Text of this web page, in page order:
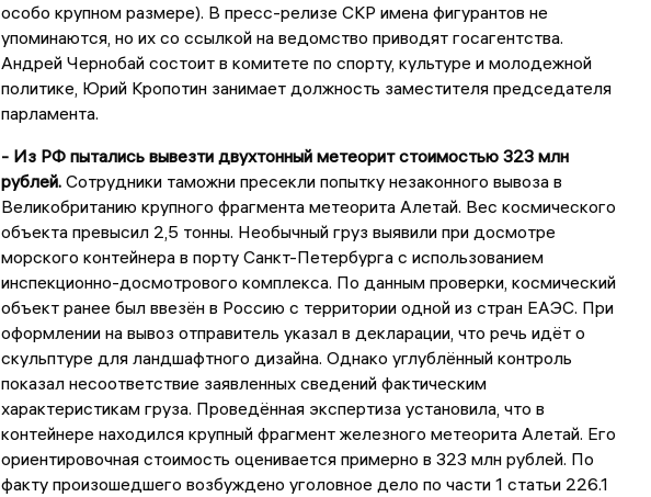
особо крупном размере). В пресс-релизе СКР имена фигурантов не
упоминаются, но их со ссылкой на ведомство приводят госагентства.
Андрей Чернобай состоит в комитете по спорту, культуре и молодежной
политике, Юрий Кропотин занимает должность заместителя председателя
парламента.
- Из РФ пытались вывезти двухтонный метеорит стоимостью 323 млн
рублей.Сотрудники таможни пресекли попытку незаконного вывоза в
Великобританию крупного фрагмента метеорита Алетай. Вес космического
объекта превысил 2,5 тонны. Необычный груз выявили при досмотре
морского контейнера в порту Санкт-Петербурга с использованием
инспекционно-досмотрового комплекса. По данным проверки, космический
объект ранее был ввезён в Россию с территории одной из стран ЕАЭС. При
оформлении на вывоз отправитель указал в декларации, что речь идёт о
скульптуре для ландшафтного дизайна. Однако углублённый контроль
показал несоответствие заявленных сведений фактическим
характеристикам груза. Проведённая экспертиза установила, что в
контейнере находился крупный фрагмент железного метеорита Алетай. Его
ориентировочная стоимость оценивается примерно в 323 млн рублей. По
факту произошедшего возбуждено уголовное дело по части 1 статьи 226.1